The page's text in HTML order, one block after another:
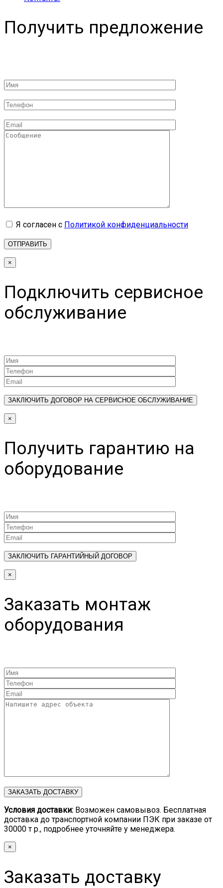
Получить предложение
Я согласен с Политикой конфиденциальности
×
Подключить сервисное
обслуживание
×
Получить гарантию на
оборудование
×
Заказать монтаж
оборудования
Условия доставки: Возможен самовывоз. Бесплатная
доставка до транспортной компании ПЭК при заказе от
30000 т р., подробнее уточняйте у менеджера.
×
Заказать доставку